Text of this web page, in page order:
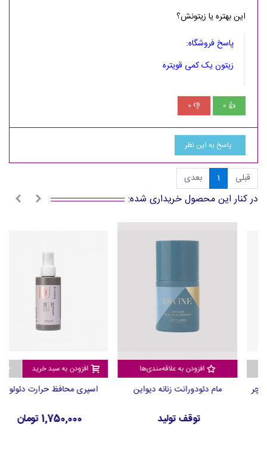
این بهتره یا زیتونش؟
پاسخ فروشگاه:
زیتون یک کمی قویتره
👍
0
👎
0
پاسخ به این نظر
قبلی 1 بعدی
در کنار این محصول خریداری شده:
افزودن به علاقه‌مندی‌ها
مام دئودورانت زنانه دیواین
توقف تولید
افزودن به سبد خرید
اسپری محافظ حرارت دئولوژی
1,750,000 تومان